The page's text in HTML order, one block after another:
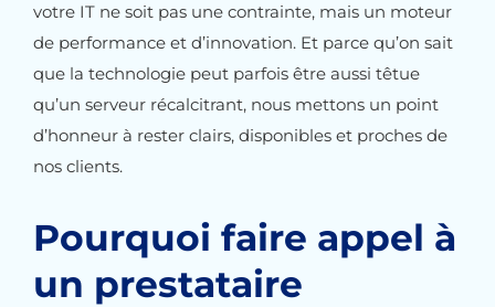
votre IT ne soit pas une contrainte, mais un moteur
de performance et d’innovation. Et parce qu’on sait
que la technologie peut parfois être aussi têtue
qu’un serveur récalcitrant, nous mettons un point
d’honneur à rester clairs, disponibles et proches de
nos clients.
Pourquoi faire appel à
un prestataire